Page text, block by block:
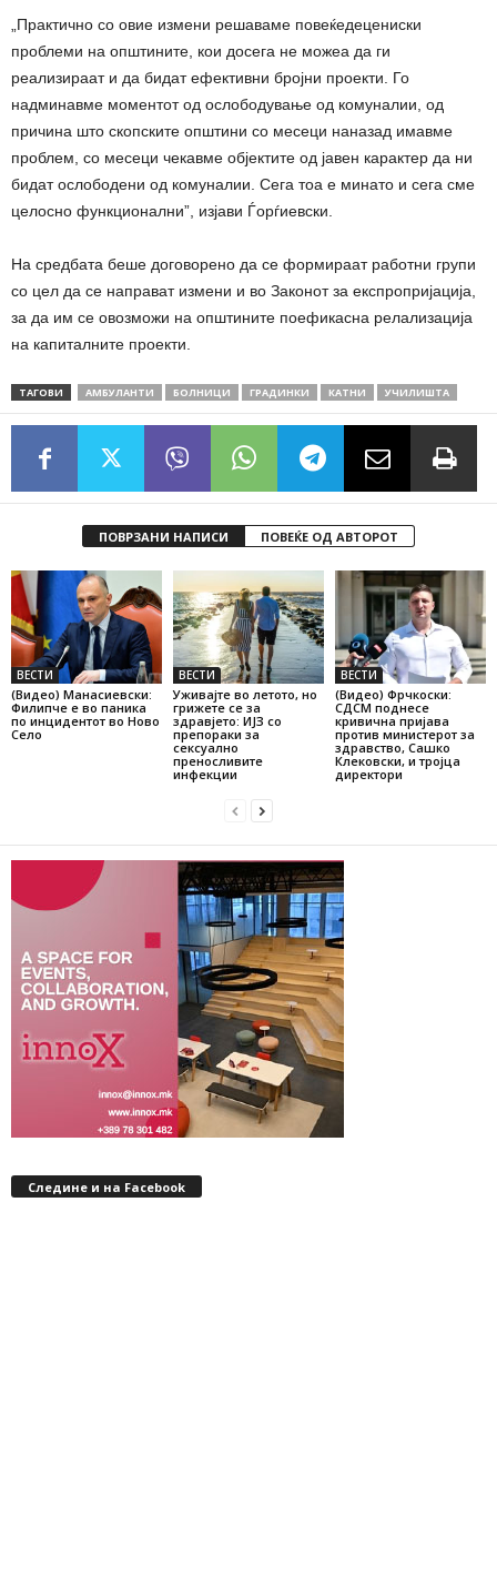
„Практично со овие измени решаваме повеќедецениски
проблеми на општините, кои досега не можеа да ги
реализираат и да бидат ефективни бројни проекти. Го
надминавме моментот од ослободување од комуналии, од
причина што скопските општини со месеци наназад имавме
проблем, со месеци чекавме објектите од јавен карактер да ни
бидат ослободени од комуналии. Сега тоа е минато и сега сме
целосно функционални”, изјави Ѓорѓиевски.
На средбата беше договорено да се формираат работни групи
со цел да се направат измени и во Законот за експропријација,
за да им се овозможи на општините поефикасна релализација
на капиталните проекти.
ТАГОВИ АМБУЛАНТИ БОЛНИЦИ ГРАДИНКИ КАТНИ УЧИЛИШТА
ПОВРЗАНИ НАПИСИ ПОВЕЌЕ ОД АВТОРОТ
ВЕСТИ
(Видео) Манасиевски:
Филипче е во паника
по инцидентот во Ново
Село
ВЕСТИ
Уживајте во летото, но
грижете се за
здравјето: ИЈЗ со
препораки за
сексуално
преносливите
инфекции
ВЕСТИ
(Видео) Фрчкоски:
СДСМ поднесе
кривична пријава
против министерот за
здравство, Сашко
Клековски, и тројца
директори
Следине и на Facebook